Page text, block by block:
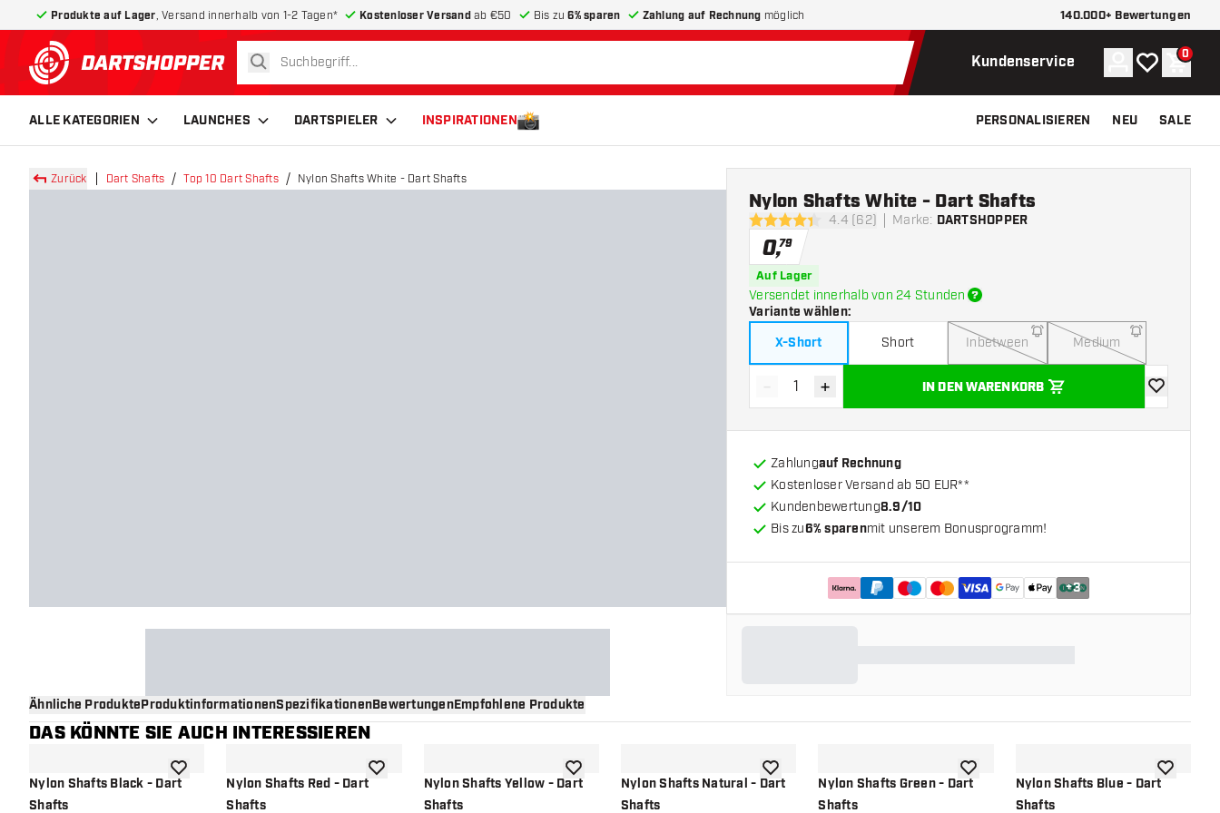
Produkte auf Lager , Versand innerhalb von 1-2 Tagen* Kostenloser Versandab €50 Bis zu6% sparen Zahlung auf Rechnung möglich 140.000+ Bewertungen
zurück zur Startseite
suchen Kundenservice Konto
Meine 0
ALLE KATEGORIEN LAUNCHES DARTSPIELER INSPIRATIONEN PERSONALISIEREN NEU SALE
Zurück Dart Shafts Top 10 Dart Shafts Nylon Shafts White - Dart Shafts
4.4 Bewertungssterne
4.4 (62) Marke: DARTSHOPPER
Nylon Shafts White - Dart Shafts
0,79
Auf Lager
Versendet innerhalb von 24 Stunden
Variante wählen:
X-Short
Short Inbetween Medium
Menge verringern
- Menge erhöhen
+ IN DEN WARENKORB
Zur
Zahlungauf Rechnung
Kostenloser Versand ab 50 EUR**
Kundenbewertung8.9/10
Bis zu6% sparenmit unserem Bonusprogramm!
+3
Ähnliche ProdukteProduktinformationenSpezifikationenBewertungenEmpfohlene Produkte
DAS KÖNNTE SIE AUCH INTERESSIEREN
Nylon Shafts Black - Dart
Shafts
Zur Wunschliste hinzufügen
Nylon Shafts Red - Dart
Shafts
Zur Wunschliste hinzufügen
Nylon Shafts Yellow - Dart
Shafts
Zur Wunschliste hinzufügen
Nylon Shafts Natural - Dart
Shafts
Zur Wunschliste hinzufügen
Nylon Shafts Green - Dart
Shafts
Zur Wunschliste hinzufügen
Nylon Shafts Blue - Dart
Shafts
Zur